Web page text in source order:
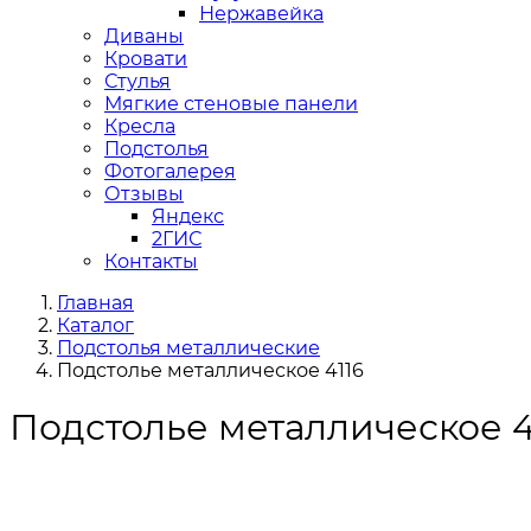
Нержавейка
Диваны
Кровати
Стулья
Мягкие стеновые панели
Кресла
Подстолья
Фотогалерея
Отзывы
Яндекс
2ГИС
Контакты
Главная
Каталог
Подстолья металлические
Подстолье металлическое 4116
Подстолье металлическое